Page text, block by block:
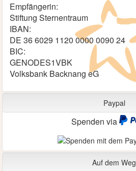
Empfängerin:
Stiftung Sternentraum
IBAN:
DE 36 6029 1120 0000 0090 24
BIC:
GENODES1VBK
Volksbank Backnang eG
Paypal
Spenden via
Auf dem Weg